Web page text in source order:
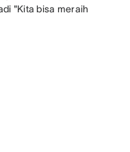
"Kita bisa meraih